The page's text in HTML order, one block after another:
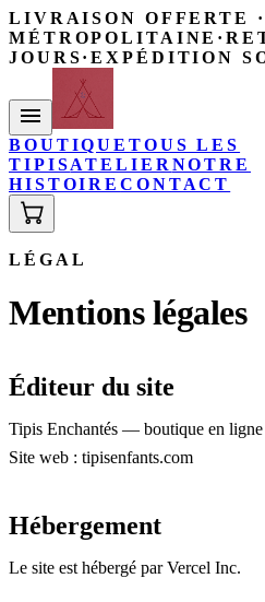
LIVRAISON OFFERTE
MÉTROPOLITAINE ·
JOURS·EXPÉDITION
BOUTIQUETOUS LES
TIPISATELIER NOTRE
HISTOIRECONTACT
LÉGAL
Mentions légales
Éditeur du site
Tipis Enchantés — boutique en ligne
Site web : tipisenfants.com
Hébergement
Le site est hébergé par Vercel Inc.